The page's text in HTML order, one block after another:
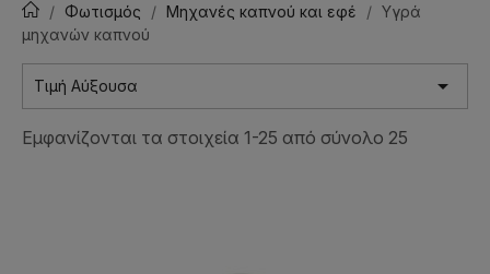
Φωτισμός Μηχανές καπνού και εφέ
Υγρά
μηχανών καπνού
Τιμή Αύξουσα 
Εμφανίζονται τα στοιχεία 1-25 από σύνολο 25